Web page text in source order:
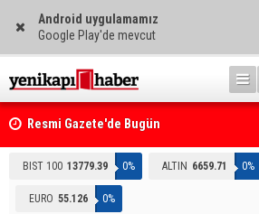
Android uygulamamız
Google Play'de mevcut
Resmi Gazete'de Bugün
BIST 100 13779.39 0% ALTIN 6659.71 0%
EURO 55.126 0%